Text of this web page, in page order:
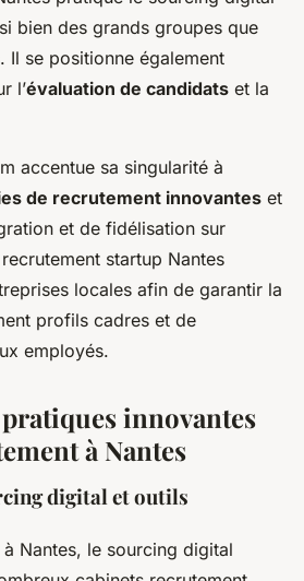
bien des grands groupes que
Il se positionne également
l’évaluation de candidats et la
accentue sa singularité à
de recrutement innovantes et
et de fidélisation sur
startup Nantes
locales afin de garantir la
profils cadres et de
employés.
innovantes
à Nantes
digital et outils
Nantes, le sourcing digital